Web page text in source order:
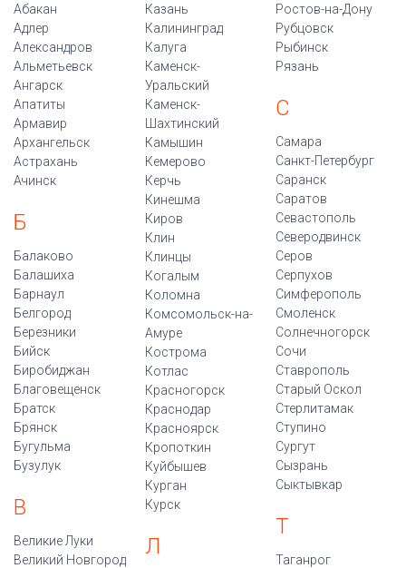
Абакан
Адлер
Александров
Альметьевск
Ангарск
Апатиты
Армавир
Архангельск
Астрахань
Ачинск
Б
Балаково
Балашиха
Барнаул
Белгород
Березники
Бийск
Биробиджан
Благовещенск
Братск
Брянск
Бугульма
Бузулук
В
Великие Луки
Великий Новгород
Казань
Калининград
Калуга
Каменск-
Уральский
Каменск-
Шахтинский
Камышин
Кемерово
Керчь
Кинешма
Киров
Клин
Клинцы
Когалым
Коломна
Комсомольск-на-
Амуре
Кострома
Котлас
Красногорск
Краснодар
Красноярск
Кропоткин
Куйбышев
Курган
Курск
Л
Ростов-на-Дону
Рубцовск
Рыбинск
Рязань
С
Самара
Санкт-Петербург
Саранск
Саратов
Севастополь
Северодвинск
Серов
Серпухов
Симферополь
Смоленск
Солнечногорск
Сочи
Ставрополь
Старый Оскол
Стерлитамак
Ступино
Сургут
Сызрань
Сыктывкар
Т
Таганрог